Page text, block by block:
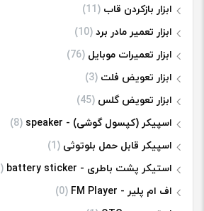
ابزار بازکردن قاب (11)
ابزار تعمیر مادر برد (10)
ابزار تعمیرات موبایل (76)
ابزار تعویض فلت (3)
ابزار تعویض گلس (45)
اسپیکر (کپسول گوشی) - speaker
(8)
اسپیکر قابل حمل بلوتوثی (1)
استیکر پشت باطری - battery sticker
(5)
اف ام پلیر - FM Player
(0)